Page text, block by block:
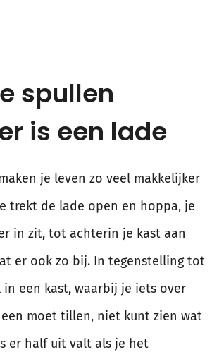
spullen
is een lade
je leven zo veel makkelijker
trekt de lade open en hoppa, je
in zit, tot achterin je kast aan
er ook zo bij. In tegenstelling tot
in een kast, waarbij je iets over
moet tillen, niet kunt zien wat
er half uit valt als je het